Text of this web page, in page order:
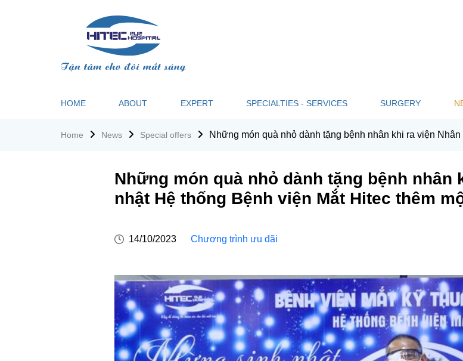
HOME ABOUT EXPERT SPECIALTIES - SERVICES SURGERY
Home News Special offers Những món quà nhỏ dành tặng bệnh nhân khi ra viện
Những món quà nhỏ dành tặng bệnh nhân
nhật Hệ thống Bệnh viện Mắt Hitec thêm
14/10/2023 Chương trình ưu đãi